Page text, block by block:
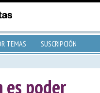
TEMAS SUSCRIPCIÓN
poder